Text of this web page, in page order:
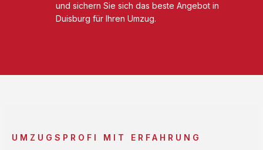
und sichern Sie sich das beste Angebot in
Duisburg für Ihren Umzug.
UMZUGSPROFI MIT ERFAHRUNG